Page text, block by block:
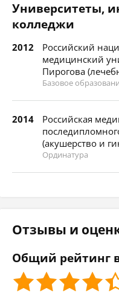
Университеты,
колледжи
2012
Российский
медицинский
Пирогова
Базовое
2014
Российская
(акушерство и
Ординатура
Отзывы и
Общий рейтинг